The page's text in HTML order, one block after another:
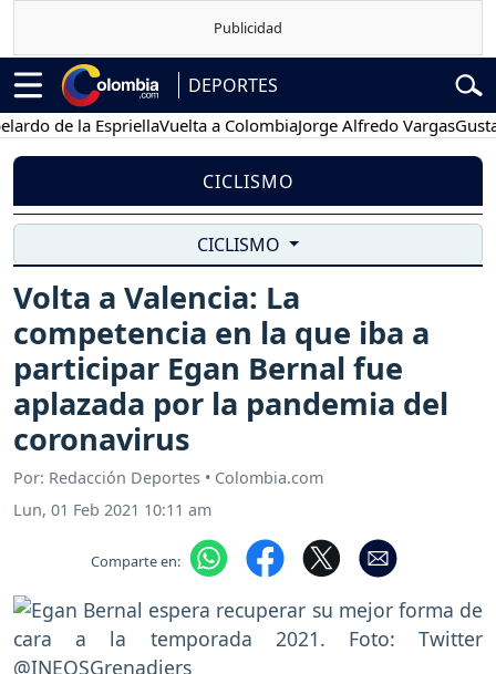
DEPORTES
de la EspriellaVuelta a ColombiaJorge Alfredo VargasGustavo
CICLISMO
CICLISMO
Volta a Valencia: La
competencia en la que iba a
participar Egan Bernal fue
aplazada por la pandemia del
coronavirus
Por: Redacción Deportes • Colombia.com
Lun, 01 Feb 2021 10:11 am
Comparte en: